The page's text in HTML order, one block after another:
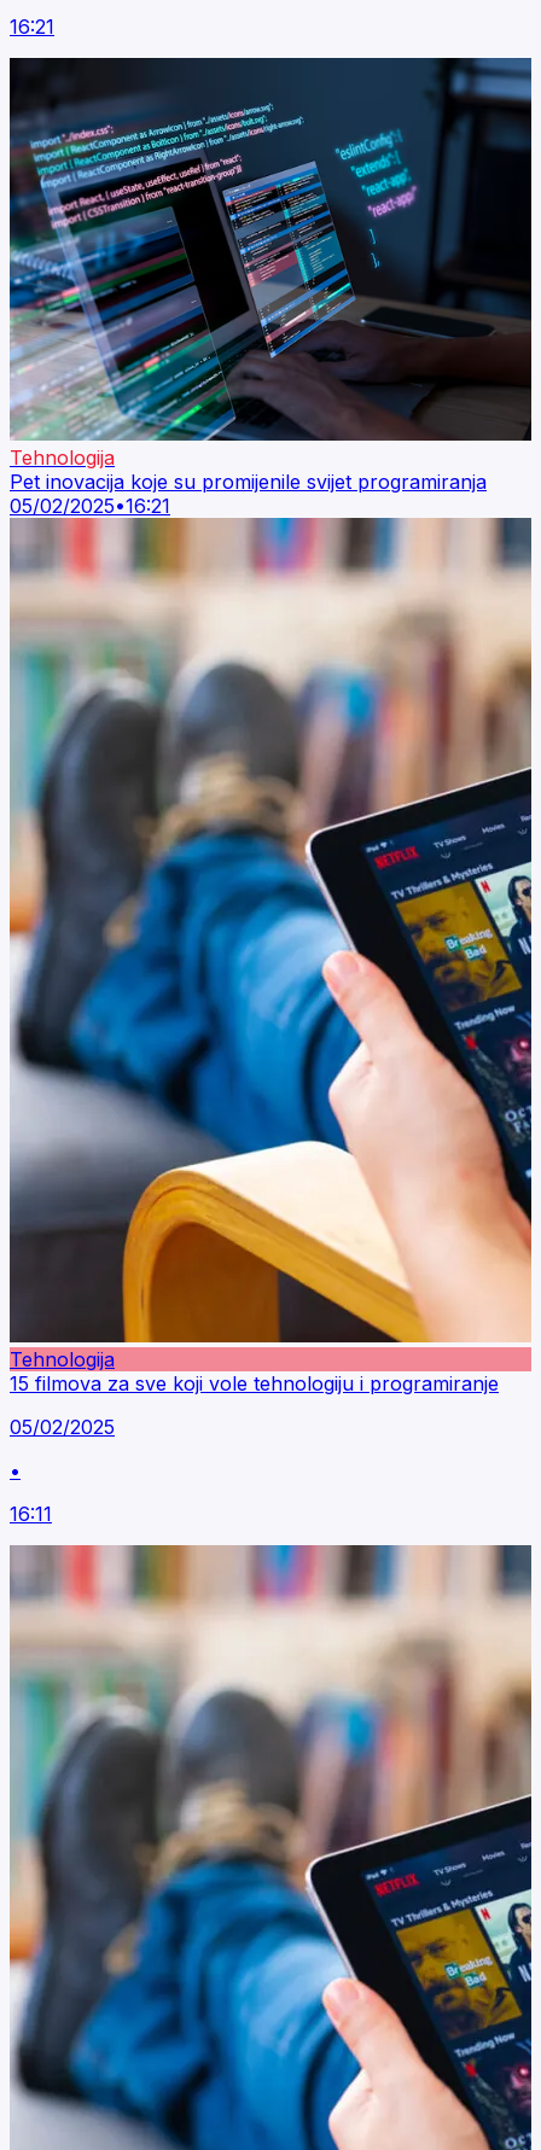
16:21
Tehnologija
Pet inovacija koje su promijenile svijet programiranja
05/02/2025•16:21
Tehnologija
15 filmova za sve koji vole tehnologiju i programiranje
05/02/2025
•
16:11